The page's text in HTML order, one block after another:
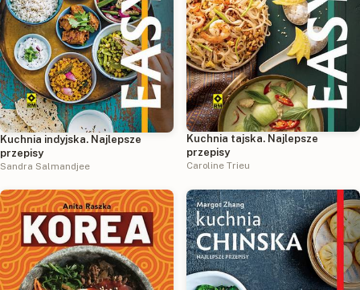
Kuchnia indyjska. Najlepsze
przepisy
Sandra Salmandjee
Kuchnia tajska. Najlepsze
przepisy
Caroline Trieu